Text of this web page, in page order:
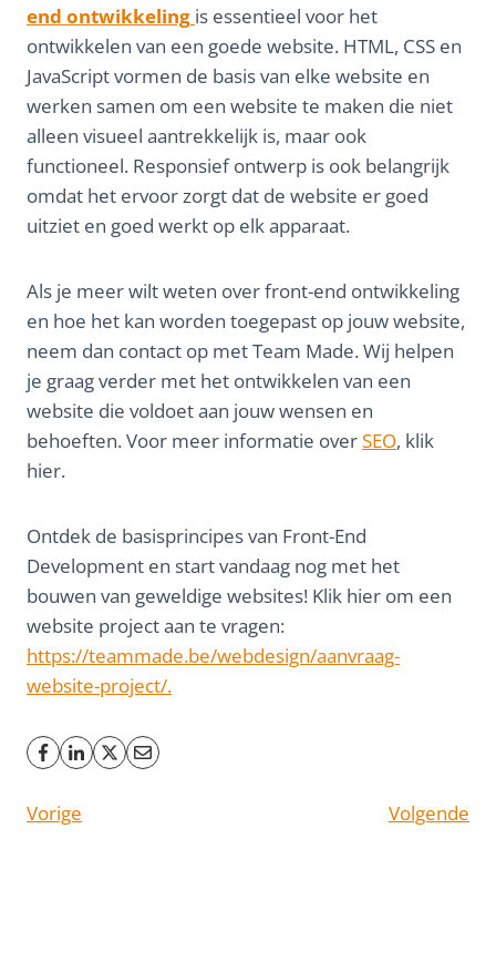
end ontwikkeling is essentieel voor het
ontwikkelen van een goede website. HTML, CSS en
JavaScript vormen de basis van elke website en
werken samen om een website te maken die niet
alleen visueel aantrekkelijk is, maar ook
functioneel. Responsief ontwerp is ook belangrijk
omdat het ervoor zorgt dat de website er goed
uitziet en goed werkt op elk apparaat.
Als je meer wilt weten over front-end ontwikkeling
en hoe het kan worden toegepast op jouw website,
neem dan contact op met Team Made. Wij helpen
je graag verder met het ontwikkelen van een
website die voldoet aan jouw wensen en
behoeften. Voor meer informatie overSEO, klik
hier.
Ontdek de basisprincipes van Front-End
Development en start vandaag nog met het
bouwen van geweldige websites! Klik hier om een
website project aan te vragen:
https://teammade.be/webdesign/aanvraag-
website-project/.
Vorige Volgende